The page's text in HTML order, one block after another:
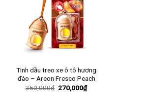
Tinh dầu treo xe ô tô hương
đào – Areon Fresco Peach
350,000₫ Giá
270,000₫Giá
hiện